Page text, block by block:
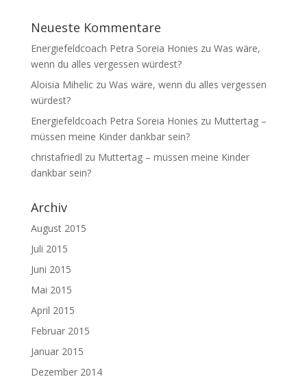
Neueste Kommentare
Energiefeldcoach Petra Soreia Honies zu Was wäre,
wenn du alles vergessen würdest?
Aloisia Miheliczu Was wäre, wenn du alles vergessen
würdest?
Energiefeldcoach Petra Soreia Honies zu Muttertag –
müssen meine Kinder dankbar sein?
christafriedl zu Muttertag – müssen meine Kinder
dankbar sein?
Archiv
August 2015
Juli 2015
Juni 2015
Mai 2015
April 2015
Februar 2015
Januar 2015
Dezember 2014